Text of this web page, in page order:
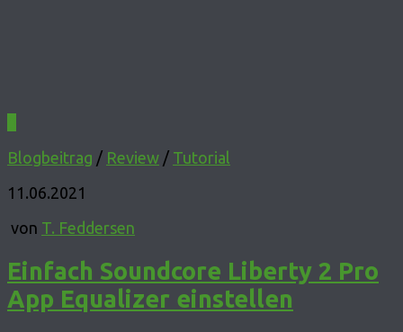
Blogbeitrag / Review / Tutorial
11.06.2021
von T. Feddersen
Einfach Soundcore Liberty 2 Pro
App Equalizer einstellen